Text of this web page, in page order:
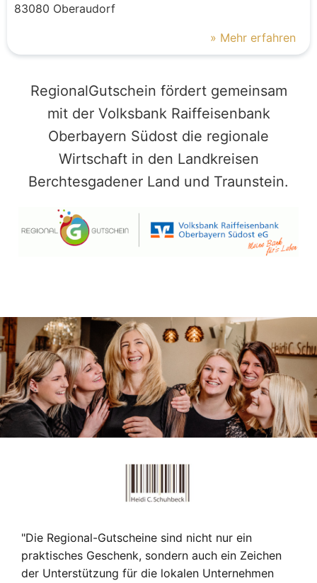
83080 Oberaudorf
» Mehr erfahren
RegionalGutschein fördert gemeinsam
mit der Volksbank Raiffeisenbank
Oberbayern Südost die regionale
Wirtschaft in den Landkreisen
Berchtesgadener Land und Traunstein.
"Die Regional-Gutscheine sind nicht nur ein
praktisches Geschenk, sondern auch ein Zeichen
der Unterstützung für die lokalen Unternehmen